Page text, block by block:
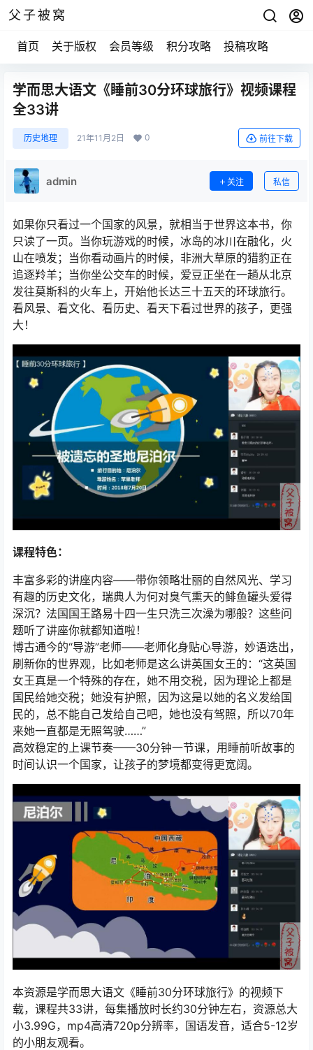
父子被窝
首页 关于版权 会员等级 积分攻略 投稿攻略
学而思大语文《睡前30分环球旅行》视频课程
全33讲
历史地理 21年11月2日 0 前往下载
admin 关注 私信
如果你只看过一个国家的风景，就相当于世界这本书，你
只读了一页。当你玩游戏的时候，冰岛的冰川在融化，火
山在喷发；当你看动画片的时候，非洲大草原的猎豹正在
追逐羚羊；当你坐公交车的时候，爱豆正坐在一趟从北京
发往莫斯科的火车上，开始他长达三十五天的环球旅行。
看风景、看文化、看历史、看天下看过世界的孩子，更强
大！
课程特色：
丰富多彩的讲座内容——带你领略壮丽的自然风光、学习
有趣的历史文化，瑞典人为何对臭气熏天的鲱鱼罐头爱得
深沉？法国国王路易十四一生只洗三次澡为哪般？这些问
题听了讲座你就都知道啦！
博古通今的“导游”老师——老师化身贴心导游，妙语迭出，
刷新你的世界观，比如老师是这么讲英国女王的：“这英国
女王真是一个特殊的存在，她不用交税，因为理论上都是
国民给她交税；她没有护照，因为这是以她的名义发给国
民的，总不能自己发给自己吧，她也没有驾照，所以70年
来她一直都是无照驾驶……”
高效稳定的上课节奏——30分钟一节课，用睡前听故事的
时间认识一个国家，让孩子的梦境都变得更宽阔。
本资源是学而思大语文《睡前30分环球旅行》的视频下
载，课程共33讲，每集播放时长约30分钟左右，资源总大
小3.99G，mp4高清720p分辨率，国语发音，适合5-12岁
的小朋友观看。